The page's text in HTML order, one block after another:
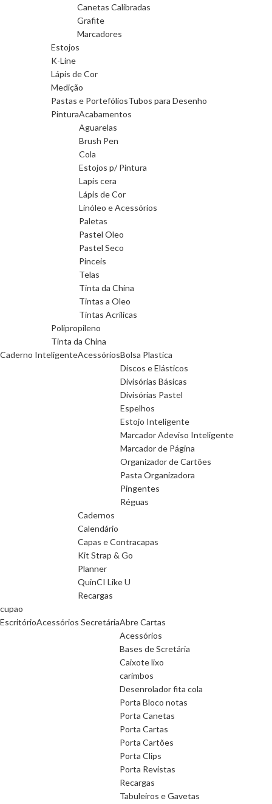
Canetas Calibradas
Grafite
Marcadores
Estojos
K-Line
Lápis de Cor
Medição
Pastas e PortefóliosTubos para Desenho
PinturaAcabamentos
Aguarelas
Brush Pen
Cola
Estojos p/ Pintura
Lapis cera
Lápis de Cor
Linóleo e Acessórios
Paletas
Pastel Oleo
Pastel Seco
Pinceis
Telas
Tinta da China
Tintas a Oleo
Tintas Acrilicas
Polipropileno
Tinta da China
Caderno InteligenteAcessóriosBolsa Plastica
Discos e Elásticos
Divisórias Básicas
Divisórias Pastel
Espelhos
Estojo Inteligente
Marcador Adeviso Inteligente
Marcador de Página
Organizador de Cartões
Pasta Organizadora
Pingentes
Réguas
Cadernos
Calendário
Capas e Contracapas
Kit Strap & Go
Planner
QuinCI Like U
Recargas
cupao
EscritórioAcessórios SecretáriaAbre Cartas
Acessórios
Bases de Scretária
Caixote lixo
carimbos
Desenrolador fita cola
Porta Bloco notas
Porta Canetas
Porta Cartas
Porta Cartões
Porta Clips
Porta Revistas
Recargas
Tabuleiros e Gavetas